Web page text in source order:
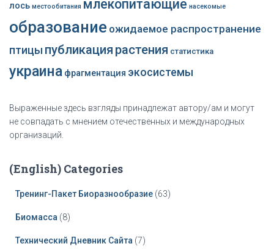
лось местообитания млекопитающие насекомые
образование ожидаемое распространение
птицы публикация растения статистика
украина фрагментация экосистемы
Выраженные здесь взгляды принадлежат автору/ам и могут
не совпадать с мнением отечественных и международных
организаций.
(English) Categories
Тренинг-Пакет Биоразнообразие (63)
Биомасса (8)
Технический Дневник Сайта (7)